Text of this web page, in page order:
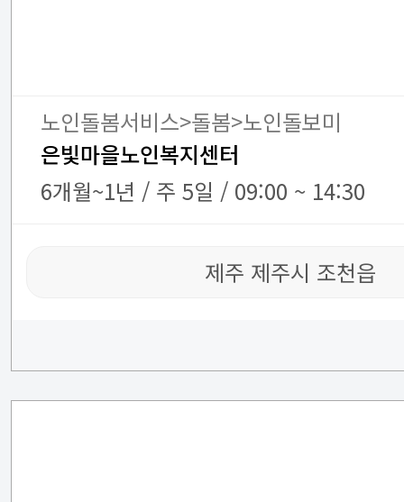
노인돌봄서비스>돌봄>노인돌보미
은빛마을노인복지센터
6개월~1년 / 주 5일 / 09:00 ~ 14:30
제주 제주시 조천읍